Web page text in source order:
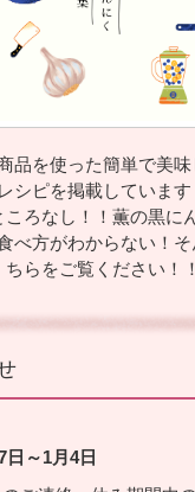
品を使った簡単で美
レシピを掲載しています
ろなし！！薫の黒に
べ方がわからない！そ
ちらをご覧ください！！
日～1月4日